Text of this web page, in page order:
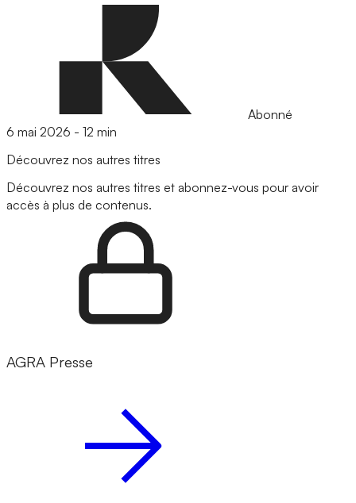
Abonné
6 mai 2026 - 12 min
Découvrez nos autres titres
Découvrez nos autres titres et abonnez-vous pour avoir
accès à plus de contenus.
AGRA Presse